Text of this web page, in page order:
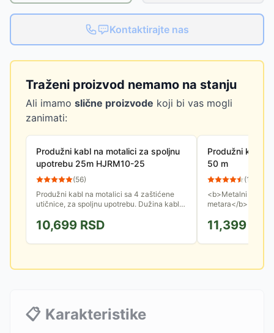
Kontaktirajte nas
Traženi proizvod nemamo na stanju
Ali imamo slične proizvode koji bi vas mogli
zanimati:
Produžni kabl na motalici za spoljnu
upotrebu 25m HJRM10-25
(56)
Produžni kabl na motalici sa 4 zaštićene
utičnice, za spoljnu upotrebu. Dužina kabla
10,699 RSD
Produžni kabl
50 m
(162
<b>Metalni nosač
metara</b>
11,399
📋 Karakteristike